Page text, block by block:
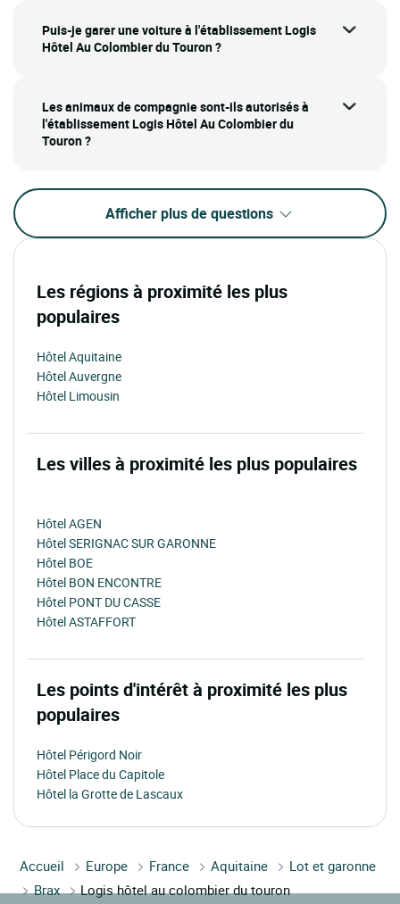
Puis-je garer une voiture à l'établissement Logis
Hôtel Au Colombier du Touron ?
Les animaux de compagnie sont-ils autorisés à
l'établissement Logis Hôtel Au Colombier du
Touron ?
Afficher plus de questions
Les régions à proximité les plus
populaires
Hôtel Aquitaine
Hôtel Auvergne
Hôtel Limousin
Les villes à proximité les plus populaires
Hôtel AGEN
Hôtel SERIGNAC SUR GARONNE
Hôtel BOE
Hôtel BON ENCONTRE
Hôtel PONT DU CASSE
Hôtel ASTAFFORT
Les points d'intérêt à proximité les plus
populaires
Hôtel Périgord Noir
Hôtel Place du Capitole
Hôtel la Grotte de Lascaux
Accueil Europe France Aquitaine
Lot et garonne
Brax
Logis hôtel au colombier du touron